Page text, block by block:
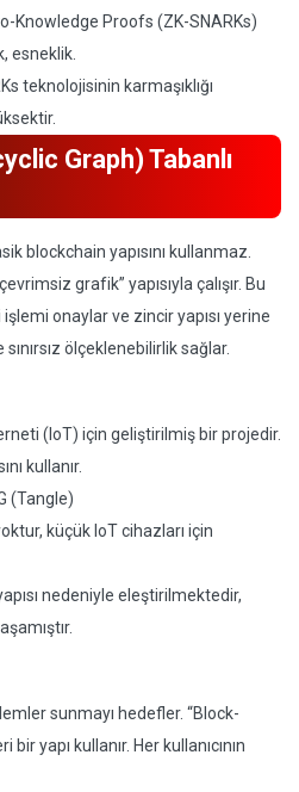
Knowledge Proofs (ZK-SNARKs)
esneklik.
teknolojisinin karmaşıklığı
Graph) Tabanlı
blockchain yapısını kullanmaz.
grafik” yapısıyla çalışır. Bu
onaylar ve zincir yapısı yerine
ölçeklenebilirlik sağlar.
(IoT) için geliştirilmiş bir projedir.
kullanır.
(Tangle)
küçük IoT cihazları için
nedeniyle eleştirilmektedir,
sunmayı hedefler. “Block-
yapı kullanır. Her kullanıcının